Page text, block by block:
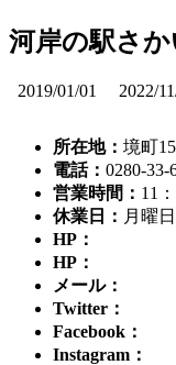
河岸の駅さか
2019/01/01 2022/
所在地： 境町
電話： 0280-33-
営業時間： 11
休業日： 月曜
HP：
HP：
メール：
Twitter：
Facebook：
Instagram：